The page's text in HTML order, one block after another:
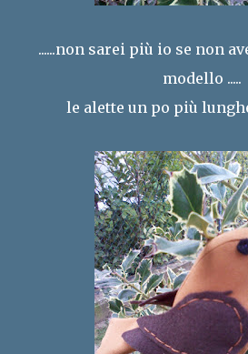
......non sarei più io se non
modello .....
le alette un po più